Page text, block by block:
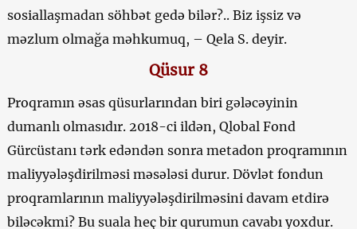
sosiallaşmadan söhbət gedə bilər?.. Biz işsiz və
məzlum olmağa məhkumuq, – Qela S. deyir.
Qüsur 8
Proqramın əsas qüsurlarından biri gələcəyinin
dumanlı olmasıdır. 2018-ci ildən, Qlobal Fond
Gürcüstanı tərk edəndən sonra metadon proqramının
maliyyələşdirilməsi məsələsi durur. Dövlət fondun
proqramlarının maliyyələşdirilməsini davam etdirə
biləcəkmi? Bu suala heç bir qurumun cavabı yoxdur.